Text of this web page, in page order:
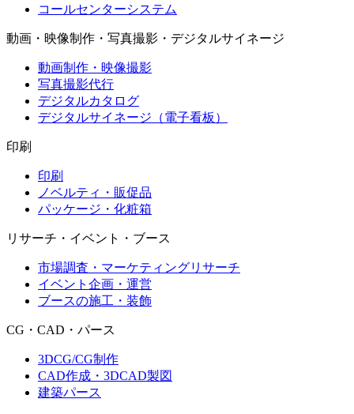
コールセンターシステム
動画・映像制作・写真撮影・デジタルサイネージ
動画制作・映像撮影
写真撮影代行
デジタルカタログ
デジタルサイネージ（電子看板）
印刷
印刷
ノベルティ・販促品
パッケージ・化粧箱
リサーチ・イベント・ブース
市場調査・マーケティングリサーチ
イベント企画・運営
ブースの施工・装飾
CG・CAD・パース
3DCG/CG制作
CAD作成・3DCAD製図
建築パース